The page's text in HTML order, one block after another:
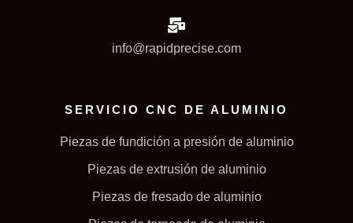
info@rapidprecise.com
SERVICIO CNC DE ALUMINIO
Piezas de fundición a presión de aluminio
Piezas de extrusión de aluminio
Piezas de fresado de aluminio